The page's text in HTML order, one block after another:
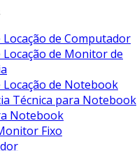
de Computador
de Monitor de
Locação de Notebook
Técnica para Notebook
Notebook
Fixo